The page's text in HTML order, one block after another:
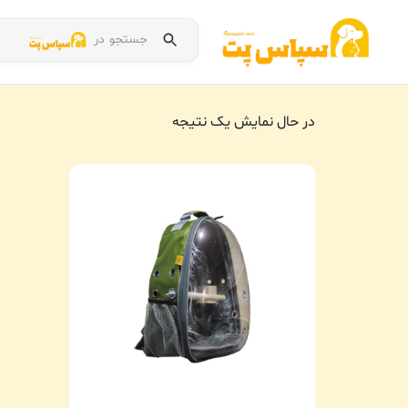
جستجو در
در حال نمایش یک نتیجه